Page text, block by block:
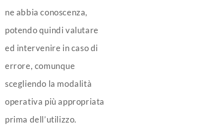
ne abbia conoscenza,
potendo quindi valutare
ed intervenire in caso di
errore, comunque
scegliendo la modalità
operativa più appropriata
prima dell’utilizzo.